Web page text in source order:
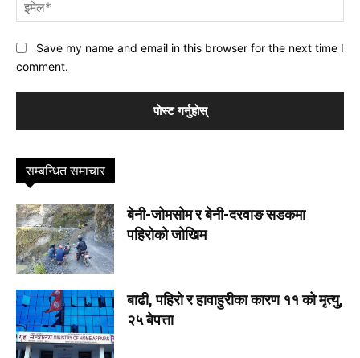
Save my name and email in this browser for the next time I
comment.
सम्बन्धित समाचार
बेनी-जोमसोम र बेनी-दरवाङ सडकमा
पहिरोको जोखिम
बाढी, पहिरो र हावाहुरीका कारण ११ को मृत्यु,
२५ बेपत्ता